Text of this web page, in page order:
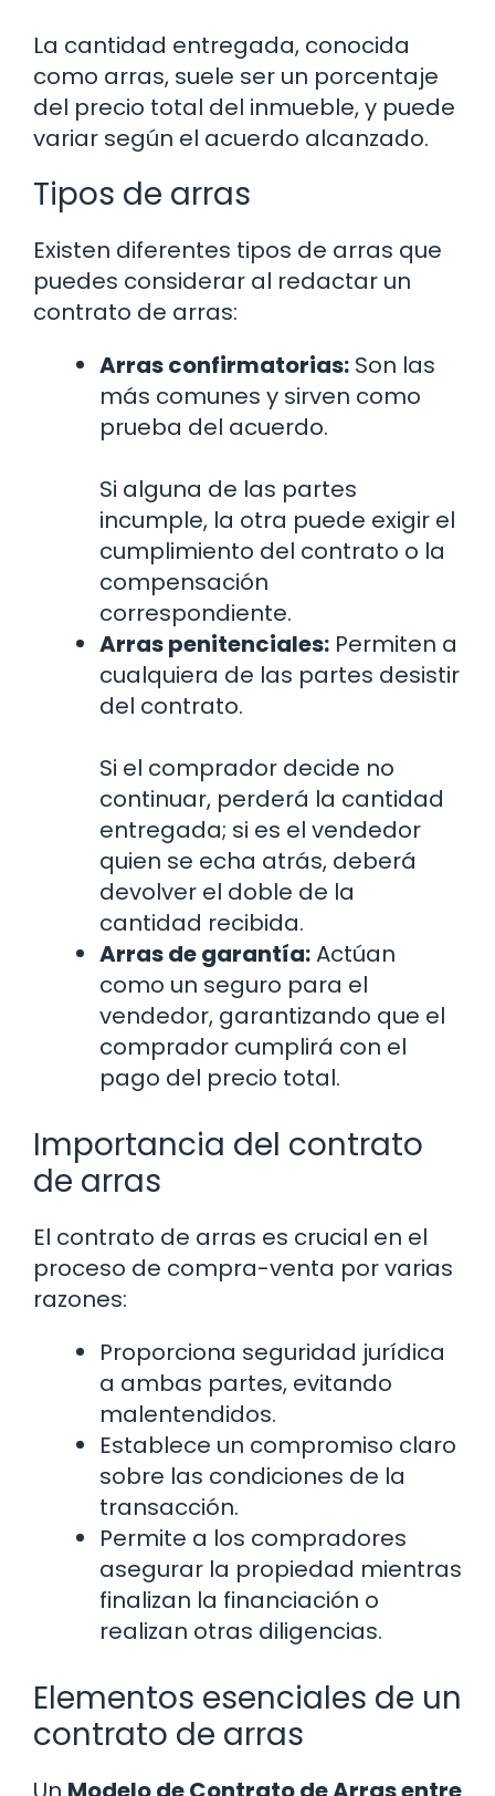
La cantidad entregada, conocida
como arras, suele ser un porcentaje
del precio total del inmueble, y puede
variar según el acuerdo alcanzado.
Tipos de arras
Existen diferentes tipos de arras que
puedes considerar al redactar un
contrato de arras:
Arras confirmatorias: Son las
más comunes y sirven como
prueba del acuerdo.
Si alguna de las partes
incumple, la otra puede exigir el
cumplimiento del contrato o la
compensación
correspondiente.
Arras penitenciales: Permiten a
cualquiera de las partes desistir
del contrato.
Si el comprador decide no
continuar, perderá la cantidad
entregada; si es el vendedor
quien se echa atrás, deberá
devolver el doble de la
cantidad recibida.
Arras de garantía:Actúan
como un seguro para el
vendedor, garantizando que el
comprador cumplirá con el
pago del precio total.
Importancia del contrato
de arras
El contrato de arras es crucial en el
proceso de compra-venta por varias
razones:
Proporciona seguridad jurídica
a ambas partes, evitando
malentendidos.
Establece un compromiso claro
sobre las condiciones de la
transacción.
Permite a los compradores
asegurar la propiedad mientras
finalizan la financiación o
realizan otras diligencias.
Elementos esenciales de un
contrato de arras